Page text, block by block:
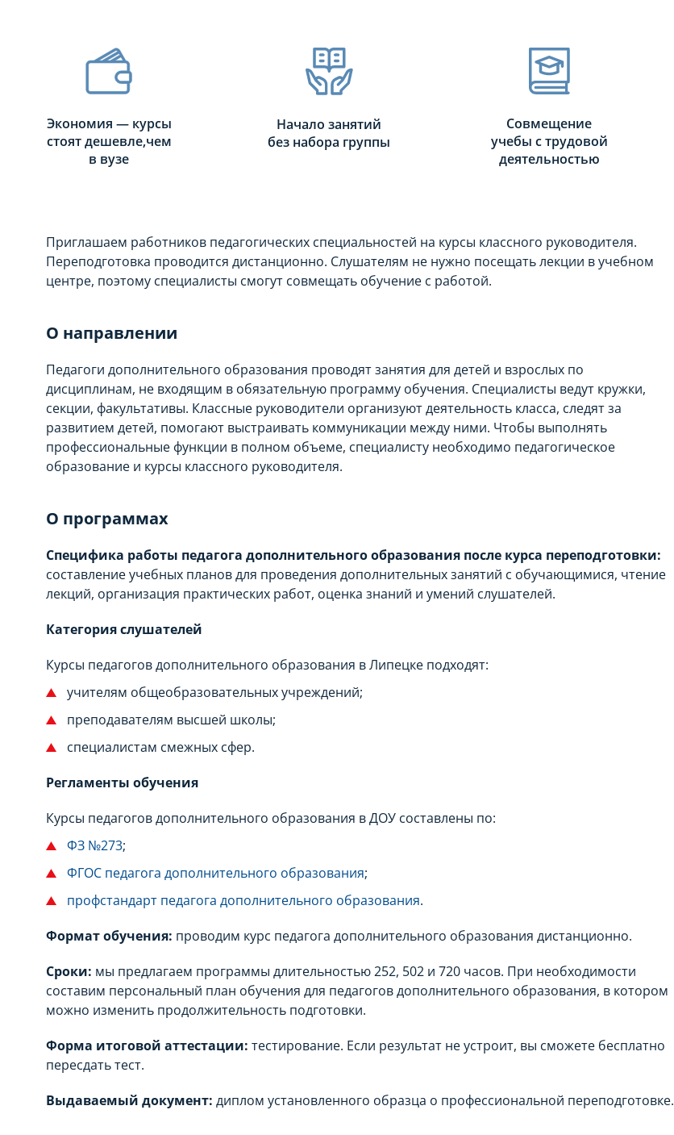
Экономия — курсы
стоят дешевле,чем
в вузе
Начало занятий
без набора группы
Совмещение
учебы с трудовой
деятельностью
Приглашаем работников педагогических специальностей на курсы классного руководителя.
Переподготовка проводится дистанционно. Слушателям не нужно посещать лекции в учебном
центре, поэтому специалисты смогут совмещать обучение с работой.
О направлении
Педагоги дополнительного образования проводят занятия для детей и взрослых по
дисциплинам, не входящим в обязательную программу обучения. Специалисты ведут кружки,
секции, факультативы. Классные руководители организуют деятельность класса, следят за
развитием детей, помогают выстраивать коммуникации между ними. Чтобы выполнять
профессиональные функции в полном объеме, специалисту необходимо педагогическое
образование и курсы классного руководителя.
О программах
Специфика работы педагога дополнительного образования после курса переподготовки:
составление учебных планов для проведения дополнительных занятий с обучающимися, чтение
лекций, организация практических работ, оценка знаний и умений слушателей.
Категория слушателей
Курсы педагогов дополнительного образования в Липецке подходят:
учителям общеобразовательных учреждений;
преподавателям высшей школы;
специалистам смежных сфер.
Регламенты обучения
Курсы педагогов дополнительного образования в ДОУ составлены по:
ФЗ №273;
ФГОС педагога дополнительного образования;
профстандарт педагога дополнительного образования.
Формат обучения: проводим курс педагога дополнительного образования дистанционно.
Сроки: мы предлагаем программы длительностью 252, 502 и 720 часов. При необходимости
составим персональный план обучения для педагогов дополнительного образования, в котором
можно изменить продолжительность подготовки.
Форма итоговой аттестации: тестирование. Если результат не устроит, вы сможете бесплатно
пересдать тест.
Выдаваемый документ: диплом установленного образца о профессиональной переподготовке.